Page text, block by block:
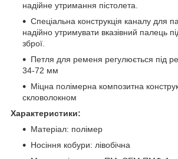
надійне утримання пістолета.
Спеціальна конструкція каналу для
надійно утримувати вказівний палець
зброї.
Петля для ременя регулюється під
34-72 мм
Міцна полімерна композитна
скловолокном
Характеристики:
Матеріал: полімер
Носіння кобури: лівобічна